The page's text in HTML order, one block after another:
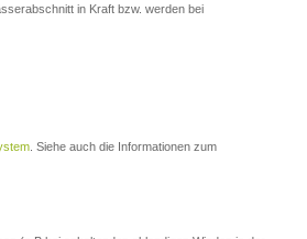
in Kraft bzw. werden bei
. Siehe auch die Informationen zum